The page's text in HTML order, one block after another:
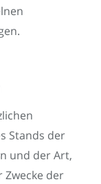
Stands der
und der Art,
Zwecke der